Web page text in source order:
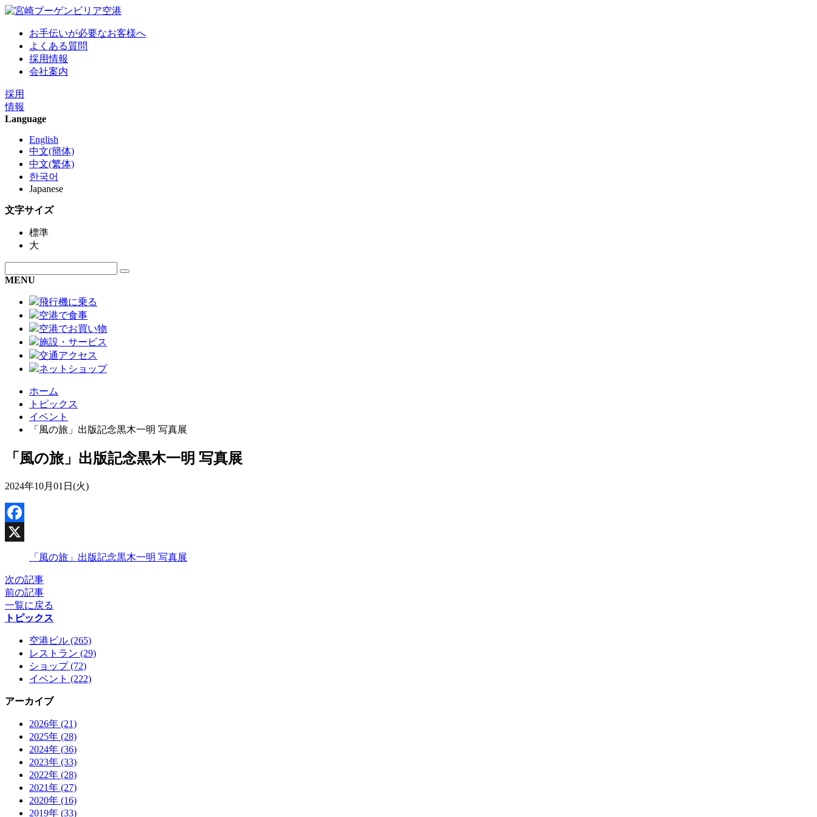
お手伝いが必要なお客様へ
よくある質問
採用情報
会社案内
採用
情報
Language
English
中文(簡体)
中文(繁体)
한국어
Japanese
文字サイズ
標準
大
MENU
飛行機に乗る
空港で食事
空港でお買い物
施設・サービス
交通アクセス
ネットショップ
ホーム
トピックス
イベント
「風の旅」出版記念黒木一明 写真展
「風の旅」出版記念黒木一明 写真展
2024年10月01日(火)
Facebook
「風の旅」出版記念黒木一明 写真展
次の記事
前の記事
一覧に戻る
トピックス
空港ビル (265)
レストラン (29)
ショップ (72)
イベント (222)
アーカイブ
2026年 (21)
2025年 (28)
2024年 (36)
2023年 (33)
2022年 (28)
2021年 (27)
2020年 (16)
2019年 (33)